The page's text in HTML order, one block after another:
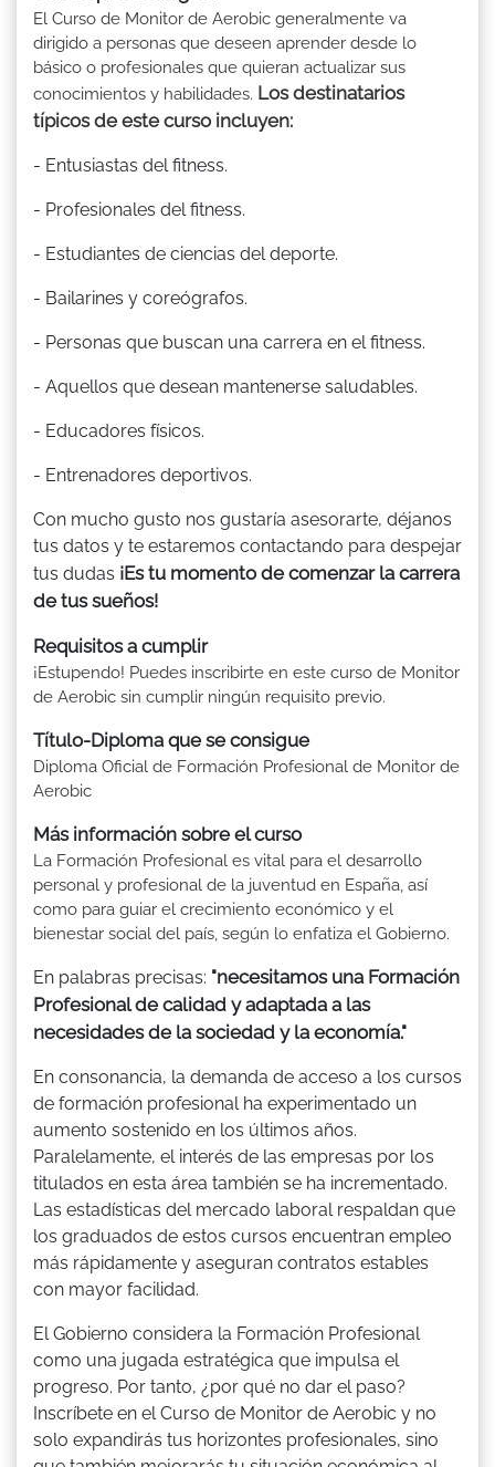
El Curso de Monitor de Aerobic generalmente va
dirigido a personas que deseen aprender desde lo
básico o profesionales que quieran actualizar sus
conocimientos y habilidades. Los destinatarios
típicos de este curso incluyen:
- Entusiastas del fitness.
- Profesionales del fitness.
- Estudiantes de ciencias del deporte.
- Bailarines y coreógrafos.
- Personas que buscan una carrera en el fitness.
- Aquellos que desean mantenerse saludables.
- Educadores físicos.
- Entrenadores deportivos.
Con mucho gusto nos gustaría asesorarte, déjanos
tus datos y te estaremos contactando para despejar
tus dudas ¡Es tu momento de comenzar la carrera
de tus sueños!
Requisitos a cumplir
¡Estupendo! Puedes inscribirte en este curso de Monitor
de Aerobic sin cumplir ningún requisito previo.
Título-Diploma que se consigue
Diploma Oficial de Formación Profesional de Monitor de
Aerobic
Más información sobre el curso
La Formación Profesional es vital para el desarrollo
personal y profesional de la juventud en España, así
como para guiar el crecimiento económico y el
bienestar social del país, según lo enfatiza el Gobierno.
En palabras precisas: "necesitamos una Formación
Profesional de calidad y adaptada a las
necesidades de la sociedad y la economía."
En consonancia, la demanda de acceso a los cursos
de formación profesional ha experimentado un
aumento sostenido en los últimos años.
Paralelamente, el interés de las empresas por los
titulados en esta área también se ha incrementado.
Las estadísticas del mercado laboral respaldan que
los graduados de estos cursos encuentran empleo
más rápidamente y aseguran contratos estables
con mayor facilidad.
El Gobierno considera la Formación Profesional
como una jugada estratégica que impulsa el
progreso. Por tanto, ¿por qué no dar el paso?
Inscríbete en el Curso de Monitor de Aerobic y no
solo expandirás tus horizontes profesionales, sino